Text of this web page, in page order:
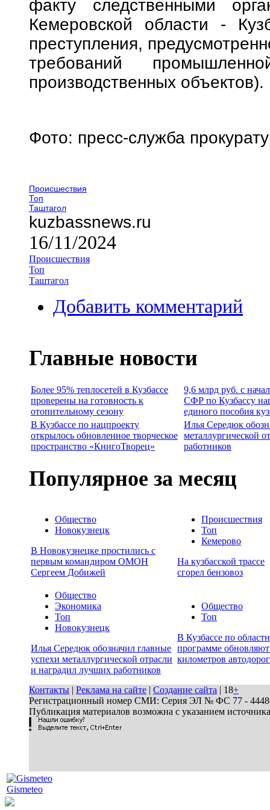
факту следственными
Кемеровской области -
преступления,
требований
производственных объектов).
Фото: пресс-служба
Происшествия
Топ
Таштагол
kuzbassnews.ru
16/11/2024
Происшествия
Топ
Таштагол
Добавить комментарий
Главные новости
Более 95% теплосетей в Кузбассе
проверены на готовность к
отопительному сезону
9,6 млрд руб. с
СФР по Кузбассу
единого пособия
В Кузбассе по нацпроекту
открылось обновленное творческое
пространство «КнигоТворец»
Илья Середюк
металлургической
работников
Популярное за месяц
Общество
Новокузнецк
В Новокузнецке простились с
первым командиром ОМОН
Сергеем Добижей
Происшествия
Топ
Кемерово
На кузбасской трассе
сгорел бензовоз
Общество
Экономика
Топ
Новокузнецк
Илья Середюк обозначил главные
успехи металлургической отрасли
и наградил лучших работников
Общество
Топ
В Кузбассе по
программе
километров автодорог
Контакты | Реклама на сайте | Создание сайта | 18+
Регистрационный номер СМИ: Серия ЭЛ № ФС 77 - 44486
Публикация материалов возможна с указанием
Gismeteo